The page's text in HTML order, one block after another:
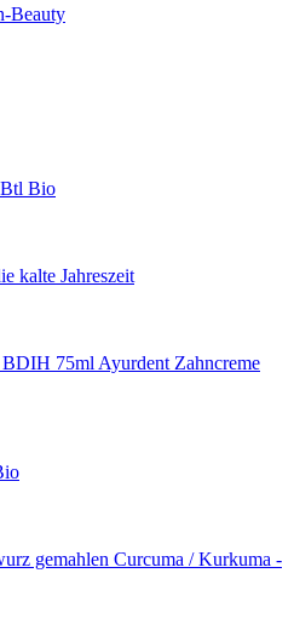
Beauty
Bio
kalte Jahreszeit
Ayurdent Zahncreme
Curcuma / Kurkuma -